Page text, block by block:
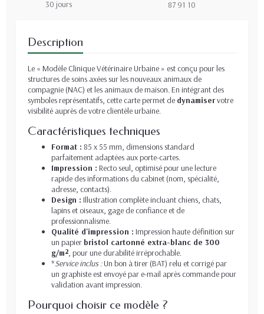
30 jours
87 91 10
Description
Le « Modèle Clinique Vétérinaire Urbaine » est conçu pour les
structures de soins axées sur les nouveaux animaux de
compagnie (NAC) et les animaux de maison. En intégrant des
symboles représentatifs, cette carte permet de dynamiservotre
visibilité auprès de votre clientèle urbaine.
Caractéristiques techniques
Format : 85 x 55 mm, dimensions standard
parfaitement adaptées aux porte-cartes.
Impression : Recto seul, optimisé pour une lecture
rapide des informations du cabinet (nom, spécialité,
adresse, contacts).
Design : Illustration complète incluant chiens, chats,
lapins et oiseaux, gage de confiance et de
professionnalisme.
Qualité d'impression : Impression haute définition sur
un papier bristol cartonné extra-blanc de 300
g/m², pour une durabilité irréprochable.
*Service inclus :Un bon à tirer (BAT) relu et corrigé par
un graphiste est envoyé par e-mail après commande pour
validation avant impression.
Pourquoi choisir ce modèle ?